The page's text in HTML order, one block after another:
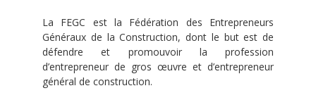
La FEGC est la Fédération des Entrepreneurs
Généraux de la Construction, dont le but est de
défendre et promouvoir la profession
d’entrepreneur de gros œuvre et d’entrepreneur
général de construction.